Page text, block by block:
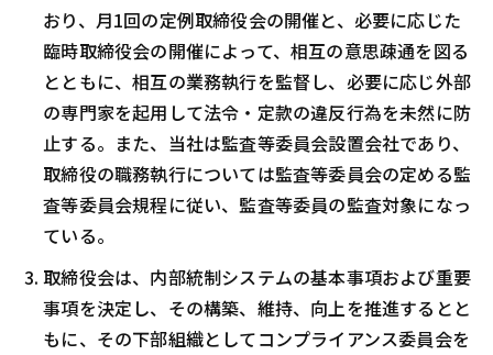
おり、月1回の定例取締役会の開催と、必要に応じた
臨時取締役会の開催によって、相互の意思疎通を図る
とともに、相互の業務執行を監督し、必要に応じ外部
の専門家を起用して法令・定款の違反行為を未然に防
止する。また、当社は監査等委員会設置会社であり、
取締役の職務執行については監査等委員会の定める監
査等委員会規程に従い、監査等委員の監査対象になっ
ている。
取締役会は、内部統制システムの基本事項および重要
事項を決定し、その構築、維持、向上を推進するとと
もに、その下部組織としてコンプライアンス委員会を